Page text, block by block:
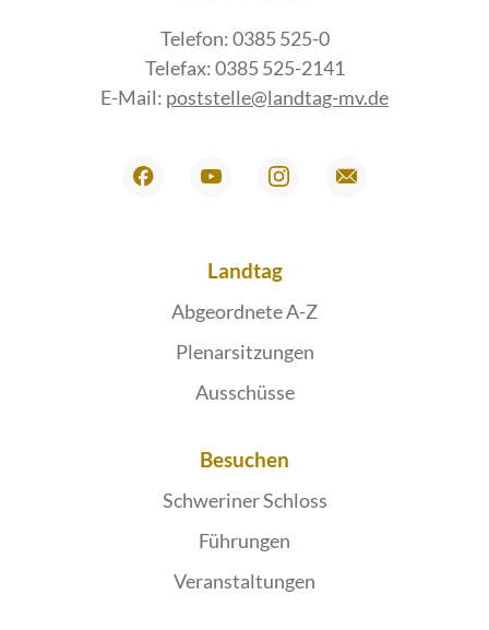
Telefon: 0385 525-0
Telefax: 0385 525-2141
E-Mail: poststelle@landtag-mv.de
Landtag
Abgeordnete A-Z
Plenarsitzungen
Ausschüsse
Besuchen
Schweriner Schloss
Führungen
Veranstaltungen